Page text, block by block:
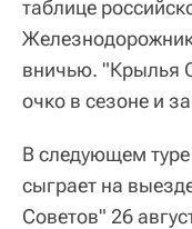
таблице
вничью. "Крылья
очко в сезоне и
В следующем
сыграет на
Советов" 26